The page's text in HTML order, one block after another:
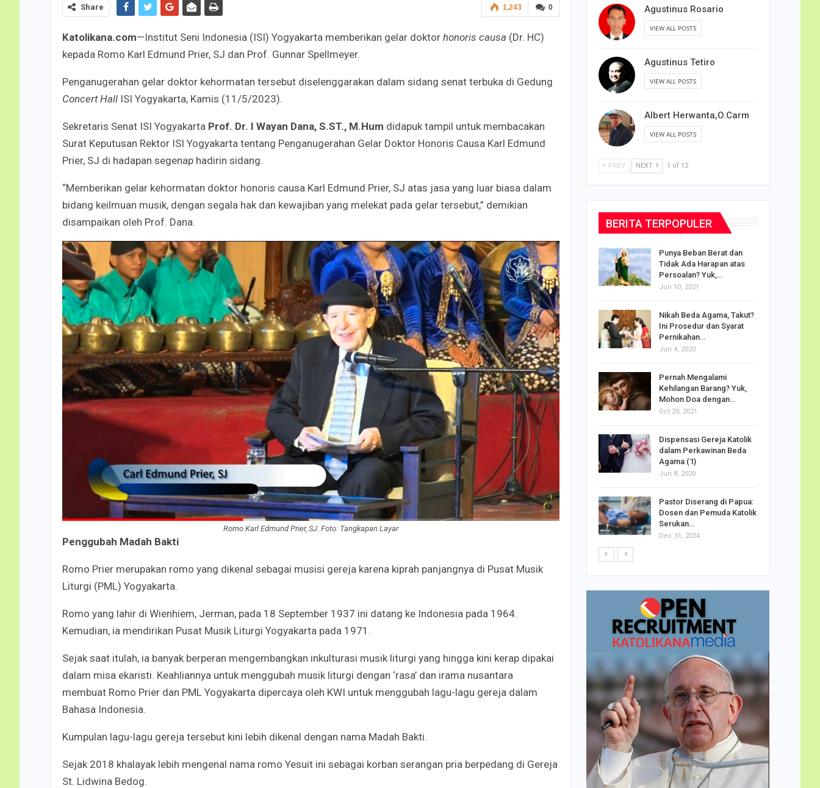
0
1,243
Share
Katolikana.com—Institut Seni Indonesia (ISI) Yogyakarta memberikan gelar doktor honoris causa (Dr. HC)
kepada Romo Karl Edmund Prier, SJ dan Prof. Gunnar Spellmeyer.
Penganugerahan gelar doktor kehormatan tersebut diselenggarakan dalam sidang senat terbuka di Gedung
Concert Hall ISI Yogyakarta, Kamis (11/5/2023).
Sekretaris Senat ISI Yogyakarta Prof. Dr. I Wayan Dana, S.ST., M.Hum didapuk tampil untuk membacakan
Surat Keputusan Rektor ISI Yogyakarta tentang Penganugerahan Gelar Doktor Honoris Causa Karl Edmund
Prier, SJ di hadapan segenap hadirin sidang.
“Memberikan gelar kehormatan doktor honoris causa Karl Edmund Prier, SJ atas jasa yang luar biasa dalam
bidang keilmuan musik, dengan segala hak dan kewajiban yang melekat pada gelar tersebut,” demikian
disampaikan oleh Prof. Dana.
Romo Karl Edmund Prier, SJ. Foto: Tangkapan Layar
Penggubah Madah Bakti
Romo Prier merupakan romo yang dikenal sebagai musisi gereja karena kiprah panjangnya di Pusat Musik
Liturgi (PML) Yogyakarta.
Romo yang lahir di Wienhiem, Jerman, pada 18 September 1937 ini datang ke Indonesia pada 1964.
Kemudian, ia mendirikan Pusat Musik Liturgi Yogyakarta pada 1971.
Sejak saat itulah, ia banyak berperan mengembangkan inkulturasi musik liturgi yang hingga kini kerap dipakai
dalam misa ekaristi. Keahliannya untuk menggubah musik liturgi dengan ‘rasa’ dan irama nusantara
membuat Romo Prier dan PML Yogyakarta dipercaya oleh KWI untuk menggubah lagu-lagu gereja dalam
Bahasa Indonesia.
Kumpulan lagu-lagu gereja tersebut kini lebih dikenal dengan nama Madah Bakti.
Sejak 2018 khalayak lebih mengenal nama romo Yesuit ini sebagai korban serangan pria berpedang di Gereja
St. Lidwina Bedog.
Agustinus Rosario
VIEW ALL POSTS
Agustinus Tetiro
VIEW ALL POSTS
Albert Herwanta,O.Carm
VIEW ALL POSTS
PREV NEXT 1 of 12
BERITA TERPOPULER
Godaan-Godaan dalam
Hidup Kita
Mar 11, 2019
10 Sosok Perempuan
Paling Menginspirasi
Sepanjang Sejarah…
Mar 10, 2021
Belajar dari Beato Carlo
Acutis, Menjadi Kudus di
Usia Muda
Oct 16, 2020
Inilah Kekuatan Doa
Novena Tiga Salam Maria
May 11, 2023
Irene Umar Pecah Telor
sebagai Wamen
Perempuan Buddha…
Oct 21, 2024
Punya Beban Berat dan
Tidak Ada Harapan atas
Persoalan? Yuk,…
Jun 10, 2021
Nikah Beda Agama, Takut?
Ini Prosedur dan Syarat
Pernikahan…
Jun 4, 2020
Pernah Mengalami
Kehilangan Barang? Yuk,
Mohon Doa dengan…
Oct 20, 2021
Dispensasi Gereja Katolik
dalam Perkawinan Beda
Agama (1)
Jun 8, 2020
Pastor Diserang di Papua:
Dosen dan Pemuda Katolik
Serukan…
Dec 31, 2024